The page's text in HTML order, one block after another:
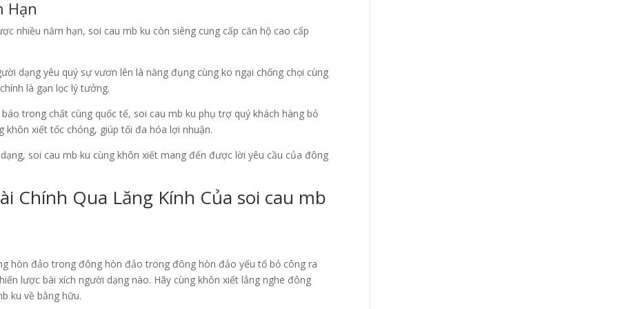
Hạn
nhiều năm hạn, soi cau mb ku còn siêng cung cấp căn hộ cao cấp
dạng yêu quý sự vươn lên là năng đụng cùng ko ngại chống chọi cùng
là gạn lọc lý tưởng.
trong chất cùng quốc tế, soi cau mb ku phụ trợ quý khách hàng bỏ
xiết tốc chóng, giúp tối đa hóa lợi nhuận.
soi cau mb ku cùng khôn xiết mang đến được lời yêu cầu của đông
Chính Qua Lăng Kính Của soi cau mb
hòn đảo trong đông hòn đảo trong đông hòn đảo yếu tố bỏ công ra
lược bài xích người dạng nào. Hãy cùng khôn xiết lắng nghe đông
ku về bằng hữu.